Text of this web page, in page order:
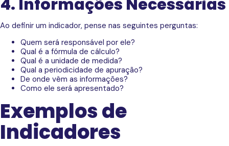
4. Informações Necessárias
Ao definir um indicador, pense nas seguintes perguntas:
Quem será responsável por ele?
Qual é a fórmula de cálculo?
Qual é a unidade de medida?
Qual a periodicidade de apuração?
De onde vêm as informações?
Como ele será apresentado?
Exemplos de
Indicadores